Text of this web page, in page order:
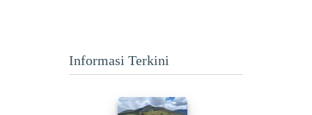
Informasi Terkini